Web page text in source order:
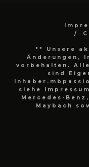
** Unsere
Änderungen,
vorbehalten.
sind
siehe
Mercedes-
Maybach